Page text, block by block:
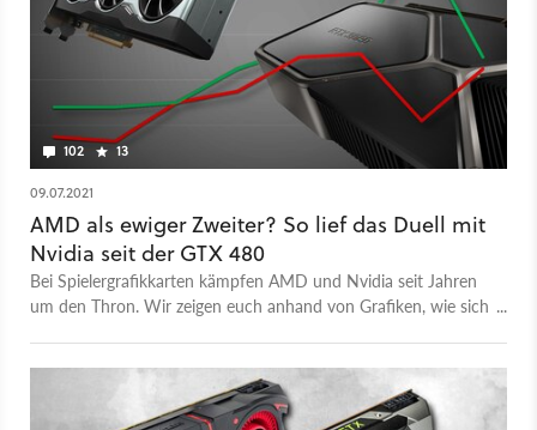
102 13
09.07.2021
AMD als ewiger Zweiter? So lief das Duell mit
Nvidia seit der GTX 480
Bei Spielergrafikkarten kämpfen AMD und Nvidia seit Jahren
um den Thron. Wir zeigen euch anhand von Grafiken, wie sich